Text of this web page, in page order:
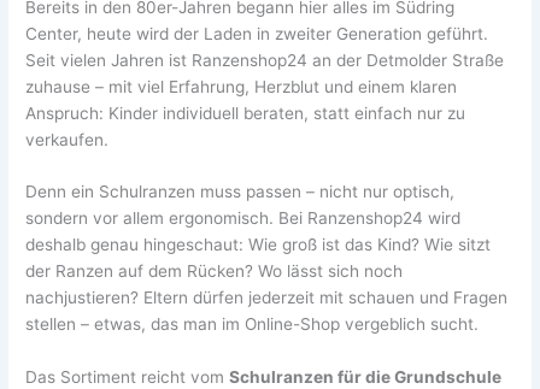
Bereits in den 80er-Jahren begann hier alles im Südring
Center, heute wird der Laden in zweiter Generation geführt.
Seit vielen Jahren ist Ranzenshop24 an der Detmolder Straße
zuhause – mit viel Erfahrung, Herzblut und einem klaren
Anspruch: Kinder individuell beraten, statt einfach nur zu
verkaufen.
Denn ein Schulranzen muss passen – nicht nur optisch,
sondern vor allem ergonomisch. Bei Ranzenshop24 wird
deshalb genau hingeschaut: Wie groß ist das Kind? Wie sitzt
der Ranzen auf dem Rücken? Wo lässt sich noch
nachjustieren? Eltern dürfen jederzeit mit schauen und Fragen
stellen – etwas, das man im Online-Shop vergeblich sucht.
Das Sortiment reicht vomSchulranzen für die Grundschule